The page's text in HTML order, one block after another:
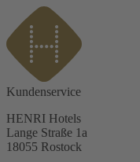
Kundenservice
HENRI Hotels
Lange Straße 1a
18055 Rostock